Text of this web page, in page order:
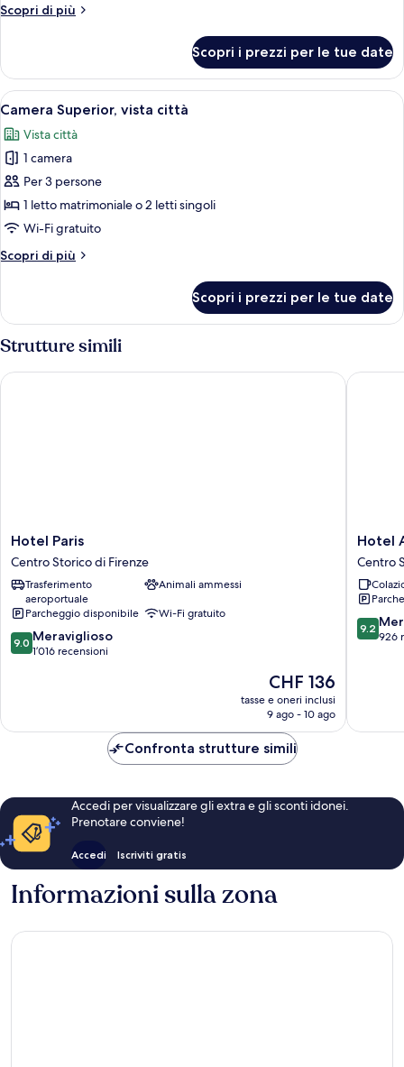
Scopri di più
Altri
Standard,
vista
città
Scopri i prezzi per le tue date
Apri
tutte
le
foto
per
Camera
Superior,
città
Una finestra con tende fiorate e
4
Camera Superior, vista città
Vista città
1 camera
Per 3 persone
1 letto matrimoniale o 2 letti singoli
Wi-Fi gratuito
Scopri di più
Altri
Superior,
vista
città
Scopri i prezzi per le tue date
Strutture simili
Hotel
Paris
Centro
Storico
Firenze
Hotel Paris
Centro Storico di Firenze
Trasferimento
aeroportuale
Animali ammessi
Parcheggio disponibile
Wi-Fi gratuito
9.0
su
9.0 Meraviglioso
1’016 recensioni
Il
prezzo
attuale
CHF 136
CHF 136
tasse e oneri inclusi
9 ago - 10 ago
Hotel Paris
Hotel
Centro
Storico
di
Firenze
Hotel
Centro
9.2
su
9.2
926
Hotel
Confronta strutture simili
Accedi per visualizzare gli extra e gli sconti idonei.
Prenotare conviene!
Accedi Iscriviti gratis
Informazioni sulla zona